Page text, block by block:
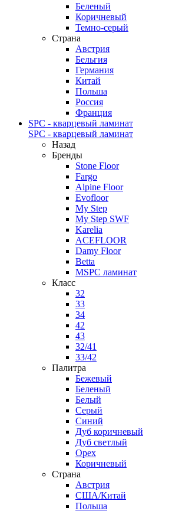
Беленый
Коричневый
Темно-серый
Страна
Австрия
Бельгия
Германия
Китай
Польша
Россия
Франция
SPC - кварцевый ламинат
SPC - кварцевый ламинат
Назад
Бренды
Stone Floor
Fargo
Alpine Floor
Evofloor
My Step
My Step SWF
Karelia
ACEFLOOR
Damy Floor
Betta
MSPC ламинат
Класс
32
33
34
42
43
32/41
33/42
Палитра
Бежевый
Беленый
Белый
Серый
Синий
Дуб коричневый
Дуб светлый
Орех
Коричневый
Страна
Австрия
США/Китай
Польша